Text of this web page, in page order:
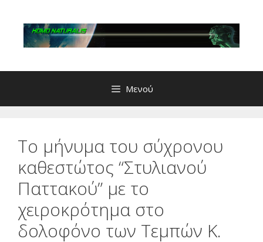
περιεχόμενο
Μενού
Το μήνυμα του σύχρονου
καθεστώτος “Στυλιανού
Παττακού” με το
χειροκρότημα στο
δολοφόνο των Τεμπών Κ.